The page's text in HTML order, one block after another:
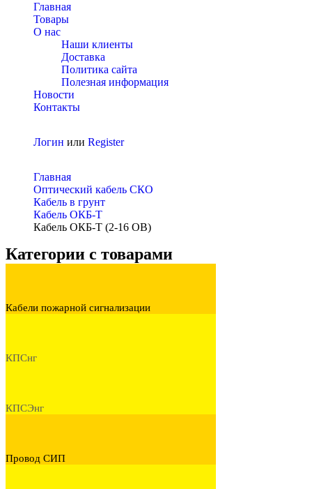
Главная
Товары
О нас
Наши клиенты
Доставка
Политика сайта
Полезная информация
Новости
Контакты
Логин или Register
Главная
Оптический кабель СКО
Кабель в грунт
Кабель ОКБ-Т
Кабель ОКБ-Т (2-16 ОВ)
Категории с товарами
Кабели пожарной сигнализации
КПСнг
КПСЭнг
Провод СИП